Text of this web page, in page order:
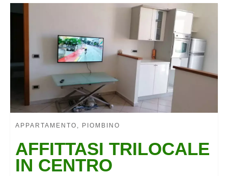
APPARTAMENTO, PIOMBINO
AFFITTASI TRILOCALE
IN CENTRO